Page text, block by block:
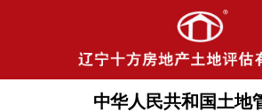
中华人民共和国土地